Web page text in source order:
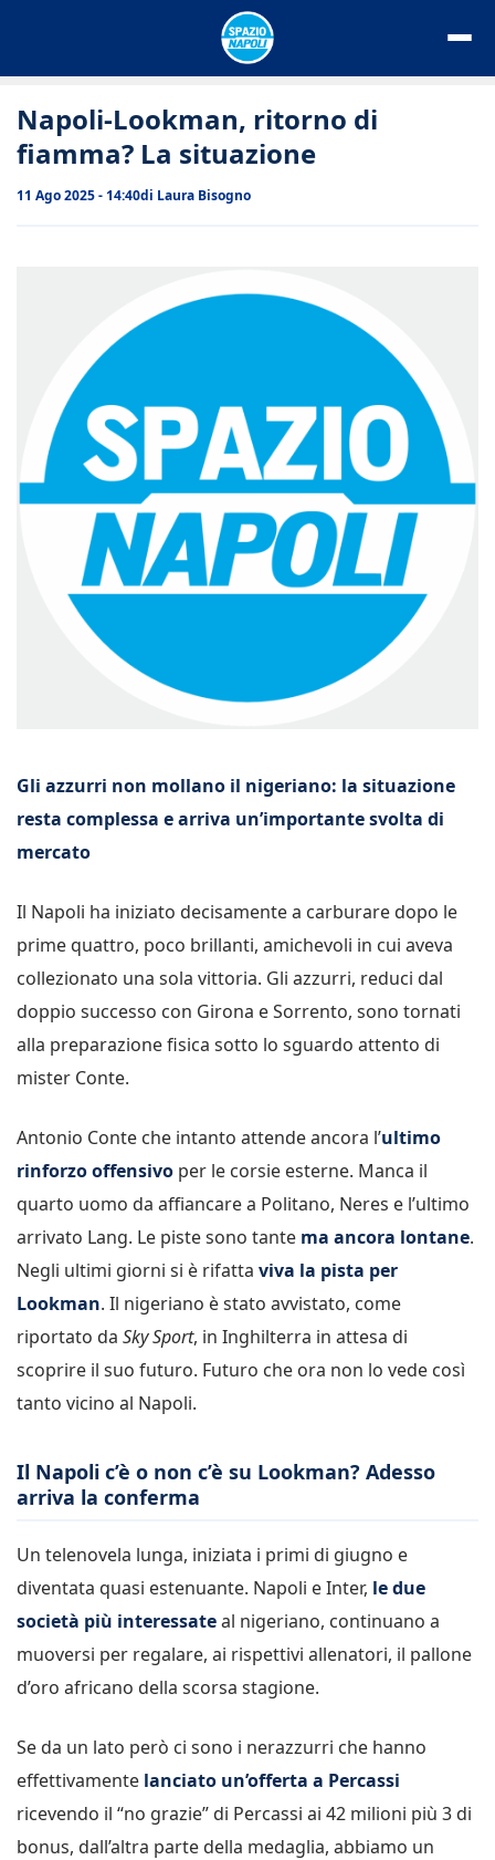
Napoli-Lookman, ritorno di
fiamma? La situazione
11 Ago 2025 - 14:40di Laura Bisogno
Gli azzurri non mollano il nigeriano: la situazione
resta complessa e arriva un’importante svolta di
mercato
Il Napoli ha iniziato decisamente a carburare dopo le
prime quattro, poco brillanti, amichevoli in cui aveva
collezionato una sola vittoria. Gli azzurri, reduci dal
doppio successo con Girona e Sorrento, sono tornati
alla preparazione fisica sotto lo sguardo attento di
mister Conte.
Antonio Conte che intanto attende ancora l’ultimo
rinforzo offensivo per le corsie esterne. Manca il
quarto uomo da affiancare a Politano, Neres e l’ultimo
arrivato Lang. Le piste sono tante ma ancora lontane.
Negli ultimi giorni si è rifatta viva la pista per
Lookman. Il nigeriano è stato avvistato, come
riportato da Sky Sport, in Inghilterra in attesa di
scoprire il suo futuro. Futuro che ora non lo vede così
tanto vicino al Napoli.
Il Napoli c’è o non c’è su Lookman? Adesso
arriva la conferma
Un telenovela lunga, iniziata i primi di giugno e
diventata quasi estenuante. Napoli e Inter, le due
società più interessateal nigeriano, continuano a
muoversi per regalare, ai rispettivi allenatori, il pallone
d’oro africano della scorsa stagione.
Se da un lato però ci sono i nerazzurri che hanno
effettivamente lanciato un’offerta a Percassi
ricevendo il “no grazie” di Percassi ai 42 milioni più 3 di
bonus, dall’altra parte della medaglia, abbiamo un